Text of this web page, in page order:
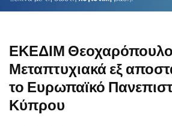
ΕΚΕΔΙΜ
Μεταπτυχιακά εξ
το Ευρωπαϊκό
Κύπρου